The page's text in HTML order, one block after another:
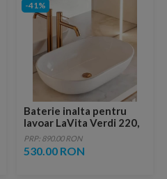
-41%
Baterie inalta pentru
lavoar LaVita Verdi 220,
fara ventil, brushed
copper
PRP: 890.00 RON
530.00 RON